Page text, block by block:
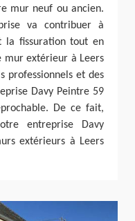
mur neuf ou ancien.
va contribuer à
fissuration tout en
mur extérieur à Leers
professionnels et des
Davy Peintre 59
De ce fait,
entreprise Davy
extérieurs à Leers